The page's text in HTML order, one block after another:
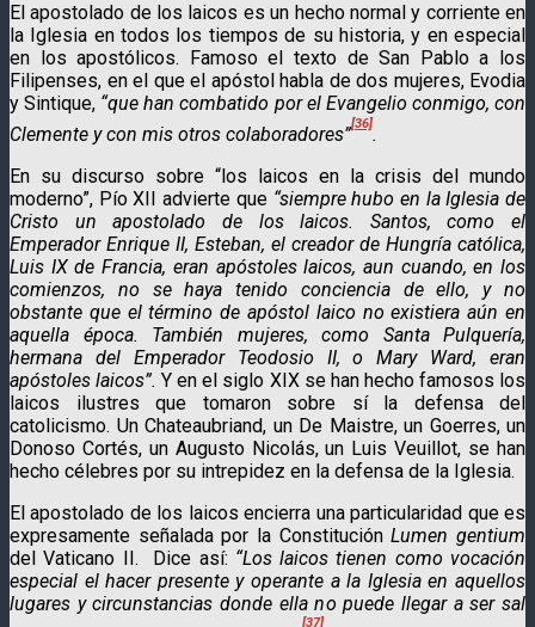
El apostolado de los laicos es un hecho normal y corriente en
la Iglesia en todos los tiempos de su historia, y en especial
en los apostólicos. Famoso el texto de San Pablo a los
Filipenses, en el que el apóstol habla de dos mujeres, Evodia
y Sintique, “que han combatido por el Evangelio conmigo, con
Clemente y con mis otros colaboradores”
[36]
.
En su discurso sobre “los laicos en la crisis del mundo
moderno”, Pío XII advierte que “siempre hubo en la Iglesia de
Cristo un apostolado de los laicos. Santos, como el
Emperador Enrique II, Esteban, el creador de Hungría católica,
Luis IX de Francia, eran apóstoles laicos, aun cuando, en los
comienzos, no se haya tenido conciencia de ello, y no
obstante que el término de apóstol laico no existiera aún en
aquella época. También mujeres, como Santa Pulquería,
hermana del Emperador Teodosio II, o Mary Ward, eran
apóstoles laicos”. Y en el siglo XIX se han hecho famosos los
laicos ilustres que tomaron sobre sí la defensa del
catolicismo. Un Chateaubriand, un De Maistre, un Goerres, un
Donoso Cortés, un Augusto Nicolás, un Luis Veuillot, se han
hecho célebres por su intrepidez en la defensa de la Iglesia.
El apostolado de los laicos encierra una particularidad que es
expresamente señalada por la ConstituciónLumen gentium
del Vaticano II. Dice así: “Los laicos tienen como vocación
especial el hacer presente y operante a la Iglesia en aquellos
lugares y circunstancias donde ella no puede llegar a ser sal
[37]